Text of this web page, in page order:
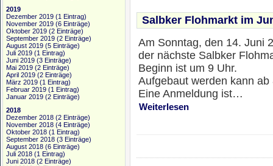
2019
Dezember 2019 (1 Eintrag)
November 2019 (6 Einträge)
Oktober 2019 (2 Einträge)
September 2019 (2 Einträge)
August 2019 (5 Einträge)
Juli 2019 (1 Eintrag)
Juni 2019 (3 Einträge)
Mai 2019 (2 Einträge)
April 2019 (2 Einträge)
März 2019 (1 Eintrag)
Februar 2019 (1 Eintrag)
Januar 2019 (2 Einträge)
2018
Dezember 2018 (2 Einträge)
November 2018 (4 Einträge)
Oktober 2018 (1 Eintrag)
September 2018 (3 Einträge)
August 2018 (6 Einträge)
Juli 2018 (1 Eintrag)
Juni 2018 (2 Einträge)
Salbker Flohmarkt im
Am Sonntag, den 14. Juni
der nächste Salbker
Beginn ist um 9 Uhr.
Aufgebaut werden kann ab
Eine Anmeldung ist…
Weiterlesen